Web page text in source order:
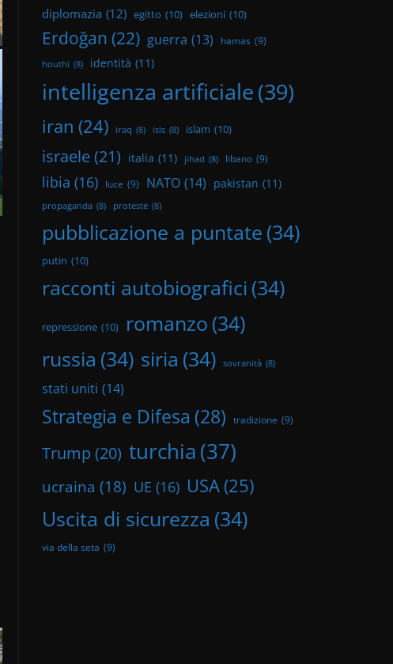
diplomazia (12) egitto (10) elezioni (10)
Erdoğan (22) guerra (13) hamas (9)
houthi (8) identità (11)
intelligenza artificiale(39)
iran (24) iraq (8) isis (8) islam (10)
israele(21) italia (11) jihad (8) libano (9)
libia (16) luce (9) NATO (14) pakistan (11)
propaganda (8) proteste (8)
pubblicazione a puntate (34)
putin (10)
racconti autobiografici (34)
repressione (10) romanzo (34)
russia (34) siria (34) sovranità (8)
stati uniti (14)
Strategia e Difesa (28) tradizione (9)
Trump (20) turchia(37)
ucraina (18) UE (16) USA (25)
Uscita di sicurezza (34)
via della seta (9)